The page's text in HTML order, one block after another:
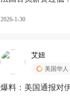
2026-1-30
艾妞
美国华人
爆料：美国通报对